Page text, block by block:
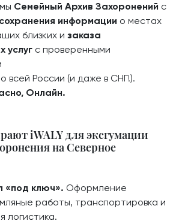
Семейный Архив Захоронений с
сохранения информации о местах
близких и заказа
услуг с проверенными
всей России (и даже в СНГ!).
Онлайн.
iWALY для эксгумации
на Северное
«под ключ». Оформление
работы, транспортировка и
логистика.